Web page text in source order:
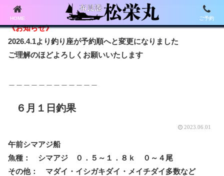
《お知らせ》
2026.4.1より釣り座が予約順へと変更になりました
ご理解のほどよろしくお願いいたします
６月１日釣果
2023.06.01
午前シマアジ船
魚種： シマアジ ０．５～１．８ｋ ０～４尾
その他： マダイ・イシガキダイ・メイチダイ多数など
HOME ご予約